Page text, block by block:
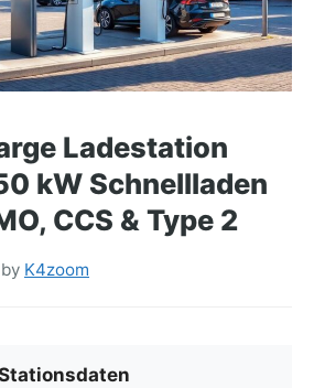
Ladestation
kW Schnellladen
CCS & Type 2
by K4zoom